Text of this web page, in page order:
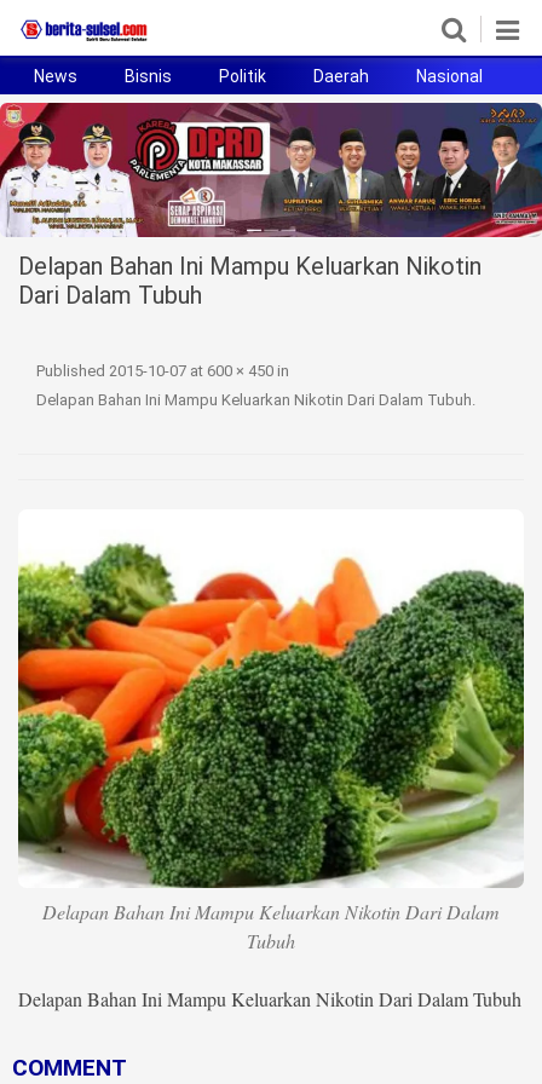
Home
News
Politik
Pendidikan
Life Style
Profil
Opini
Video
More
Disclaimer
News Bisnis Politik Daerah Nasional
Delapan Bahan Ini Mampu Keluarkan Nikotin
Dari Dalam Tubuh
Published 2015-10-07 at 600 × 450 in
Delapan Bahan Ini Mampu Keluarkan Nikotin Dari Dalam Tubuh
Delapan Bahan Ini Mampu Keluarkan Nikotin Dari Dalam
Tubuh
Delapan Bahan Ini Mampu Keluarkan Nikotin Dari Dalam Tubuh
COMMENT